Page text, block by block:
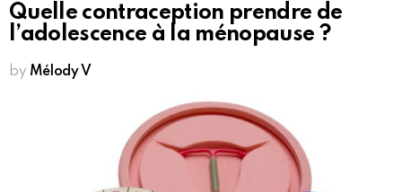
Quelle contraception prendre de
l’adolescence à la ménopause ?
by Mélody V